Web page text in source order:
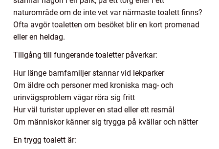
naturområde om de inte vet var närmaste toalett finns?
Ofta avgör toaletten om besöket blir en kort promenad
eller en heldag.
Tillgång till fungerande toaletter påverkar:
Hur länge barnfamiljer stannar vid lekparker
Om äldre och personer med kroniska mag- och
urinvägsproblem vågar röra sig fritt
Hur väl turister upplever en stad eller ett resmål
Om människor känner sig trygga på kvällar och nätter
En trygg toalett är: